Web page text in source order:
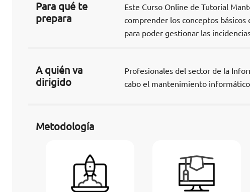
Para qué te
prepara
Este Curso Online de Tutorial
comprender los conceptos
para poder gestionar las
A quién va
dirigido
Profesionales del sector de la
cabo el mantenimiento
Metodología